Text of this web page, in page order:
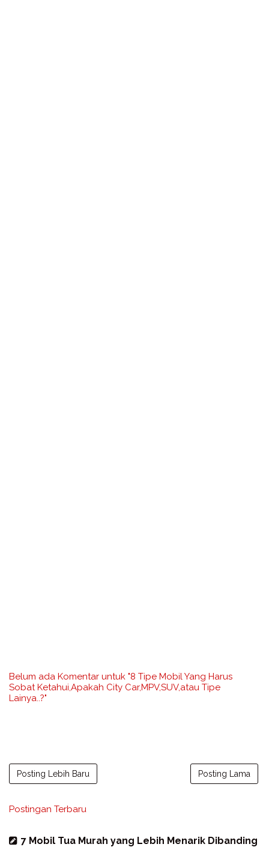
Belum ada Komentar untuk "8 Tipe Mobil Yang Harus
Sobat Ketahui,Apakah City Car,MPV,SUV,atau Tipe
Lainya..?"
Posting Lebih Baru Posting Lama
Postingan Terbaru
7 Mobil Tua Murah yang Lebih Menarik Dibanding